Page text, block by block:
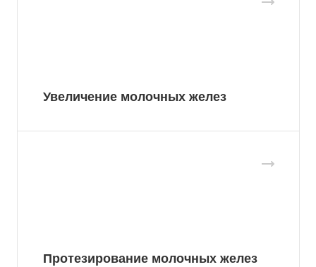
Увеличение молочных желез
Протезирование молочных желез